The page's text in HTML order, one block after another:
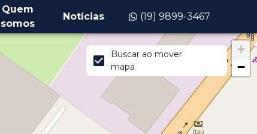
Quem
somos
Notícias (19) 9899-3467
+
−
Buscar ao mover
mapa